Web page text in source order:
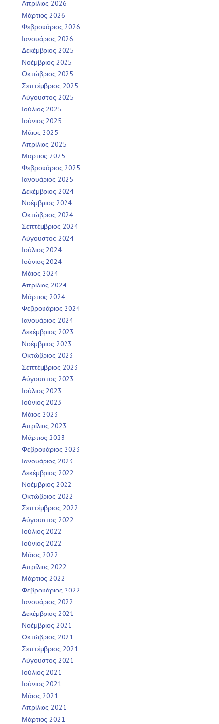
Απρίλιος 2026
Μάρτιος 2026
Φεβρουάριος 2026
Ιανουάριος 2026
Δεκέμβριος 2025
Νοέμβριος 2025
Οκτώβριος 2025
Σεπτέμβριος 2025
Αύγουστος 2025
Ιούλιος 2025
Ιούνιος 2025
Μάιος 2025
Απρίλιος 2025
Μάρτιος 2025
Φεβρουάριος 2025
Ιανουάριος 2025
Δεκέμβριος 2024
Νοέμβριος 2024
Οκτώβριος 2024
Σεπτέμβριος 2024
Αύγουστος 2024
Ιούλιος 2024
Ιούνιος 2024
Μάιος 2024
Απρίλιος 2024
Μάρτιος 2024
Φεβρουάριος 2024
Ιανουάριος 2024
Δεκέμβριος 2023
Νοέμβριος 2023
Οκτώβριος 2023
Σεπτέμβριος 2023
Αύγουστος 2023
Ιούλιος 2023
Ιούνιος 2023
Μάιος 2023
Απρίλιος 2023
Μάρτιος 2023
Φεβρουάριος 2023
Ιανουάριος 2023
Δεκέμβριος 2022
Νοέμβριος 2022
Οκτώβριος 2022
Σεπτέμβριος 2022
Αύγουστος 2022
Ιούλιος 2022
Ιούνιος 2022
Μάιος 2022
Απρίλιος 2022
Μάρτιος 2022
Φεβρουάριος 2022
Ιανουάριος 2022
Δεκέμβριος 2021
Νοέμβριος 2021
Οκτώβριος 2021
Σεπτέμβριος 2021
Αύγουστος 2021
Ιούλιος 2021
Ιούνιος 2021
Μάιος 2021
Απρίλιος 2021
Μάρτιος 2021